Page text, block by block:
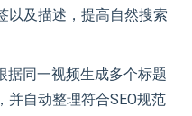
以及描述，提高自然搜索
据同一视频生成多个标题
并自动整理符合SEO规范